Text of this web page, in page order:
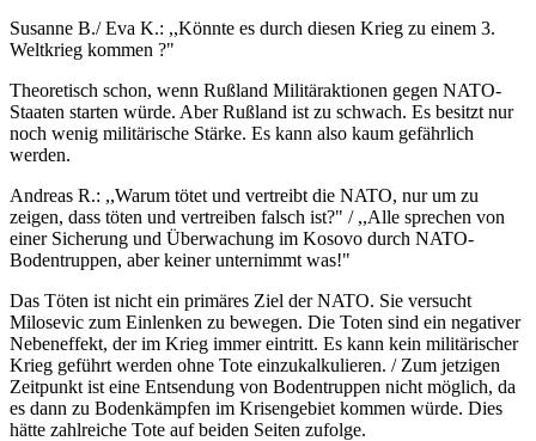
Susanne B./ Eva K.: ,,Könnte es durch diesen Krieg zu einem 3.
Weltkrieg kommen ?"
Theoretisch schon, wenn Rußland Militäraktionen gegen NATO-
Staaten starten würde. Aber Rußland ist zu schwach. Es besitzt nur
noch wenig militärische Stärke. Es kann also kaum gefährlich
werden.
Andreas R.: ,,Warum tötet und vertreibt die NATO, nur um zu
zeigen, dass töten und vertreiben falsch ist?" / ,,Alle sprechen von
einer Sicherung und Überwachung im Kosovo durch NATO-
Bodentruppen, aber keiner unternimmt was!"
Das Töten ist nicht ein primäres Ziel der NATO. Sie versucht
Milosevic zum Einlenken zu bewegen. Die Toten sind ein negativer
Nebeneffekt, der im Krieg immer eintritt. Es kann kein militärischer
Krieg geführt werden ohne Tote einzukalkulieren. / Zum jetzigen
Zeitpunkt ist eine Entsendung von Bodentruppen nicht möglich, da
es dann zu Bodenkämpfen im Krisengebiet kommen würde. Dies
hätte zahlreiche Tote auf beiden Seiten zufolge.